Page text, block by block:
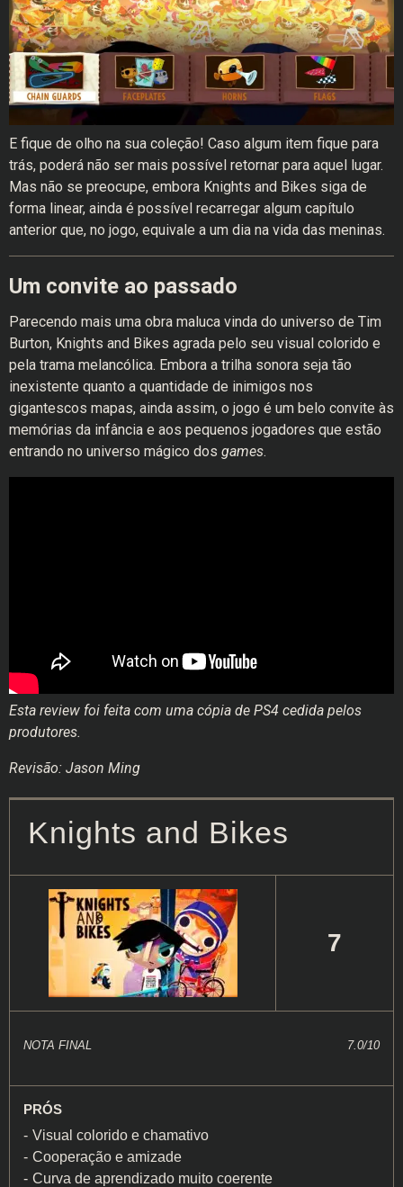
E fique de olho na sua coleção! Caso algum item fique para
trás, poderá não ser mais possível retornar para aquel lugar.
Mas não se preocupe, embora Knights and Bikes siga de
forma linear, ainda é possível recarregar algum capítulo
anterior que, no jogo, equivale a um dia na vida das meninas.
Um convite ao passado
Parecendo mais uma obra maluca vinda do universo de Tim
Burton, Knights and Bikes agrada pelo seu visual colorido e
pela trama melancólica. Embora a trilha sonora seja tão
inexistente quanto a quantidade de inimigos nos
gigantescos mapas, ainda assim, o jogo é um belo convite às
memórias da infância e aos pequenos jogadores que estão
entrando no universo mágico dos games.
Esta review foi feita com uma cópia de PS4 cedida pelos
produtores.
Revisão: Jason Ming
Knights and Bikes
7
NOTA FINAL 7.0/10
PRÓS
Visual colorido e chamativo
Cooperação e amizade
Curva de aprendizado muito coerente